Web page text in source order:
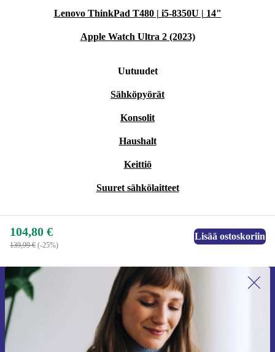
Lenovo ThinkPad T480 | i5-8350U | 14"
Apple Watch Ultra 2 (2023)
Uutuudet
Sähköpyörät
Konsolit
Haushalt
Keittiö
Suuret sähkölaitteet
104,80 €
139,99 € (-25%)
Lisää ostoskoriin
Liity ensimmäistä kertaa uutiskirjeen
tilaajaksi ja säästä 15 €!
Älä missaa enää yhtäkään tarjousta.